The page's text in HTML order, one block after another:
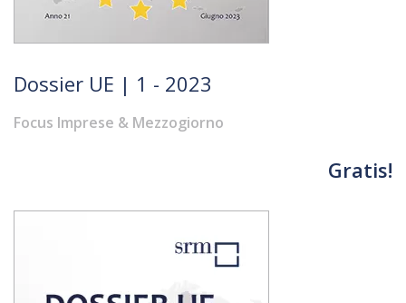
Dossier UE | 1 - 2023
Focus Imprese & Mezzogiorno
Gratis!